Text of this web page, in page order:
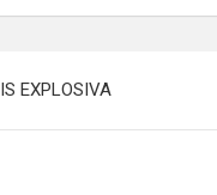
EXPLOSIVA